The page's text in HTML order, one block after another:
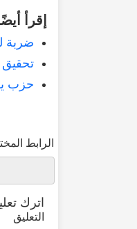
إقرأ
ضربة لحزب العمال: 6
حزب
الرابط
اترك
التعليق